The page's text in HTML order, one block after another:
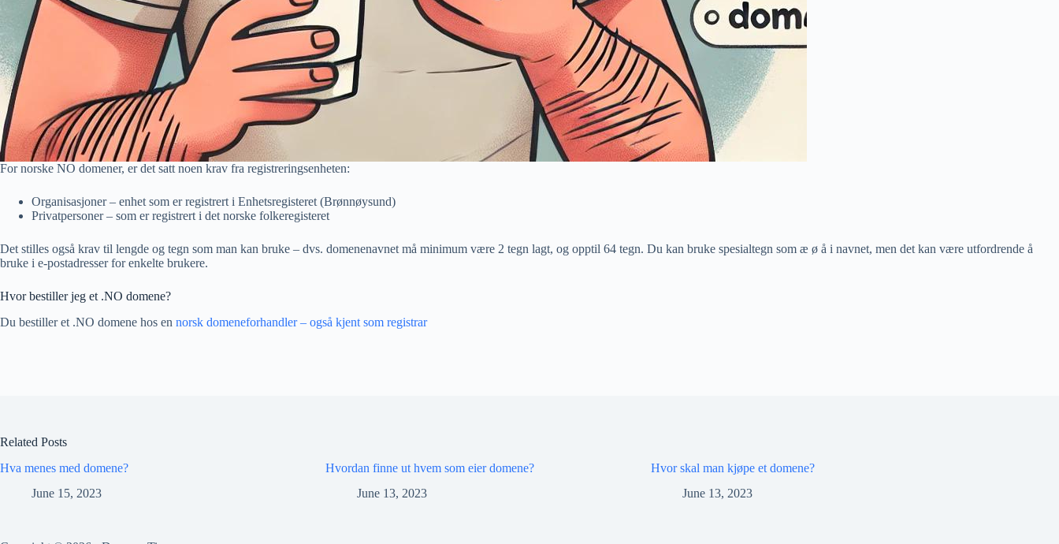
For norske NO domener, er det satt noen krav fra registreringsenheten:
Organisasjoner – enhet som er registrert i Enhetsregisteret (Brønnøysund)
Privatpersoner – som er registrert i det norske folkeregisteret
Det stilles også krav til lengde og tegn som man kan bruke – dvs. domenenavnet må minimum være 2 tegn lagt, og opptil 64 tegn. Du kan bruke spesialtegn som æ ø å i navnet, men det kan være utfordrende å
bruke i e-postadresser for enkelte brukere.
Hvor bestiller jeg et .NO domene?
Du bestiller et .NO domene hos en norsk domeneforhandler – også kjent som registrar
Related Posts
Hva menes med domene?
June 15, 2023
Hvordan finne ut hvem som eier domene?
June 13, 2023
Hvor skal man kjøpe et domene?
June 13, 2023